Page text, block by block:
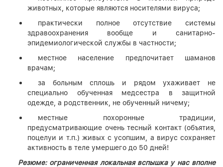
животных, которые являются носителями вируса;
практически полное отсутствие системы
здравоохранения вообще и санитарно-
эпидемиологической службы в частности;
местное население предпочитает шаманов
врачам;
за больным сплошь и рядом ухаживает не
специально обученная медсестра в защитной
одежде, а родственник, не обученный ничему;
местные похоронные традиции,
предусматривающие очень тесный контакт (объятия,
поцелуи и т.п.) живых с усопшим, а вирус сохраняет
активность в теле умершего до 50 дней!
Резюме: ограниченная локальная вспышка у нас вполне